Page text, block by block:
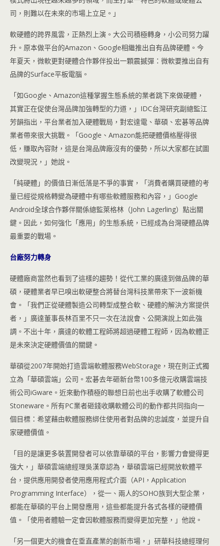
司，則難以在未來的市場上立足。」
軟硬體的跨界風雲，正熱烈上演。大公司積極轉身，小公司努力躍
升。原本做平台的Amazon、Google相繼推出自有品牌硬體。今
年夏天，微軟更對硬體合作夥伴投出一顆震撼彈：微軟要推出自有
品牌的Surface平板電腦。
「如Google、Amazon這種掌握生態系統的業者跳下來做硬體，
其實正在促使台灣品牌加強轉型的力道，」IDC台灣研究副總監江
芳韻指出，平台業者加入硬體戰局，對宏達電、華碩、宏碁等品牌
業者帶來很大挑戰。「Google、Amazon能把硬體價格壓得很
低，賺取內容財，這是台灣品牌廠沒有的優勢，所以大家都在試圖
改變現況，」她說。
「純硬體」的價值日漸低落是不爭的事實，「消費者購買硬體的考
量已經從規格轉變為硬體中有哪些軟體服務和內容，」Google
Android全球合作夥伴關係總監萊格林（John Lagerling）點出關
鍵。因此，如何強化「應用」的生態系統，已經成為台灣硬體品牌
最重要的戰場。
台廠努力轉身
硬體廠商當然也看到了這樣的趨勢！從代工業的廣達到做品牌的華
碩，硬體業者早已嗅出軟硬整合將替台灣科技業帶來下一波新機
會。「我們正從硬體製造公司轉型成整合軟、硬體的解決方案提供
者，」廣達董事長林百里不只一次在法說會、公開演說上如此強
調。不出十年，廣達的軟體工程師將超過硬體工程師，因為軟體正
是未來決定硬體價值的關鍵。
華碩從2007年開始打造雲端軟體服務WebStorage，現在則正式獨
立為「華碩雲端」公司。宏碁去年砸新台幣100多億元收購雲端技
術公司iGware。近來動作積極的聯想日前也出手收購了軟體公司
Stoneware。所有PC業者砸錢收購軟體公司的動作都共同指向一
個目標：希望藉由軟體服務綁住使用者對品牌的忠誠度，並提升自
家硬體價值。
「目的是讓更多裝置開發者可以依靠華碩的平台，影響力會變得更
強大，」華碩雲端總經理吳漢章認為，華碩雲端已經開放軟體平
台，提供應用開發者使用應用程式介面（API，Application
Programming Interface），從一、兩人的SOHO族到大型企業，
都能在華碩的平台上開發應用，這些都能提升各式各樣的硬體價
值。「使用者體驗一定會因軟體服務而變得更加完整，」他說。
「另一個更大的機會在垂直產業的創新市場，」研華科技總經理何